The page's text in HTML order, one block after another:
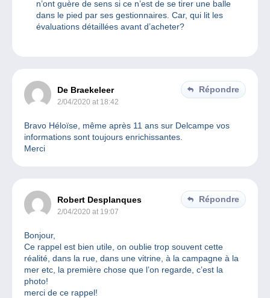
n’ont guère de sens si ce n’est de se tirer une balle
dans le pied par ses gestionnaires. Car, qui lit les
évaluations détaillées avant d’acheter?
De Braekeleer
2/04/2020 at 18:42
Répondre
Bravo Héloïse, même après 11 ans sur Delcampe vos
informations sont toujours enrichissantes.
Merci
Robert Desplanques
2/04/2020 at 19:07
Répondre
Bonjour,
Ce rappel est bien utile, on oublie trop souvent cette
réalité, dans la rue, dans une vitrine, à la campagne à la
mer etc, la première chose que l’on regarde, c’est la
photo!
merci de ce rappel!